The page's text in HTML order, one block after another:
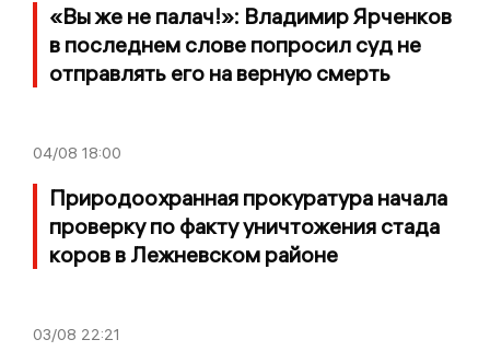
«Вы же не палач!»: Владимир Ярченков
в последнем слове попросил суд не
отправлять его на верную смерть
04/08 18:00
Природоохранная прокуратура начала
проверку по факту уничтожения стада
коров в Лежневском районе
03/08 22:21